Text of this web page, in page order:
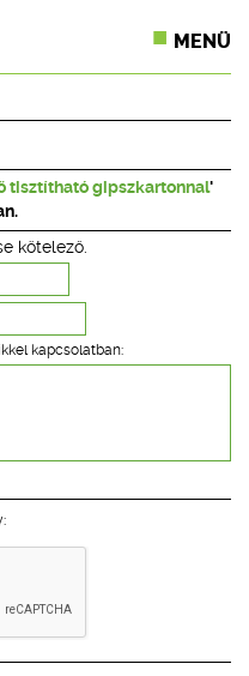
MENÜ
tisztítható gipszkartonnal'
kötelező.
kapcsolatban: